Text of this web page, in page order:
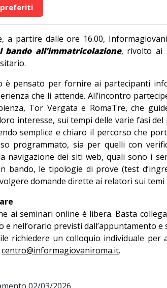
preferiti
a partire dalle ore 16.00,
bando all’immatricolazione, rivolto ai
è pensato per fornire ai partecipanti
che li attende. All’incontro
Tor Vergata e RomaTre, che
interesse, sui tempi delle varie fasi
semplice e chiaro il percorso che
programmato, sia per quelli con
navigazione dei siti web, quali sono i
bando, le tipologie di prove (test
domande dirette ai relatori sui
ai seminari online è libera. Basta
e nell’orario previsti dall’appuntamento
richiedere un colloquio individuale
centro@informagiovaniroma.it.